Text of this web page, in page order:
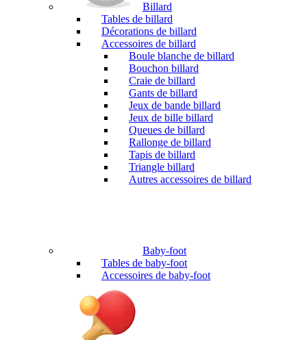
Billard
Tables de billard
Décorations de billard
Accessoires de billard
Boule blanche de billard
Bouchon billard
Craie de billard
Gants de billard
Jeux de bande billard
Jeux de bille billard
Queues de billard
Rallonge de billard
Tapis de billard
Triangle billard
Autres accessoires de billard
Baby-foot
Tables de baby-foot
Accessoires de baby-foot